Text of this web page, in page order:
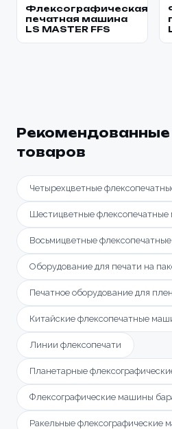
Флексографическая
печатная машина
LS MASTER FFS
товаров
Четырехцветные
Шестицветные
Восьмицветные
Оборудование для печати на
Печатное оборудование для
Китайские флексопечатные
Линии флексопечати
Планетарные
Флексографические машины
Ракельные флексографические